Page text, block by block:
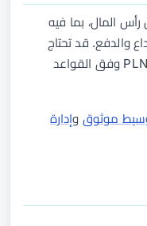
رأس المال، بما فيه
للإيداع والدفع. قد تحتاج
كشوف الوسيط الأجنبي والتحويل إلى PLN وفق القواعد
وسيط موثوق وإدارة